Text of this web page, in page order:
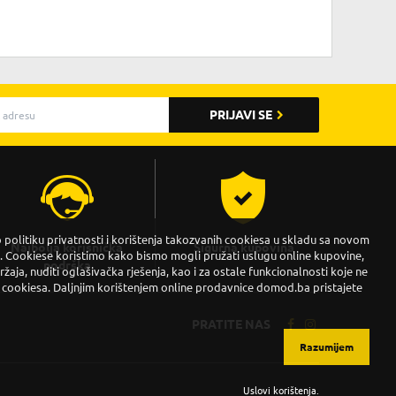
PRIJAVI SE
Najbolja korisnička
podrška
Sigurna kupovina
PRATITE NAS
Uslovi korištenja
politiku privatnosti i korištenja takozvanih cookiesa u skladu sa novom
koristimo kako bismo mogli pružati uslugu online kupovine,
nuditi oglašivačka rješenja, kao i za ostale funkcionalnosti koje ne
Daljnjim korištenjem online prodavnice domod.ba pristajete
Razumijem